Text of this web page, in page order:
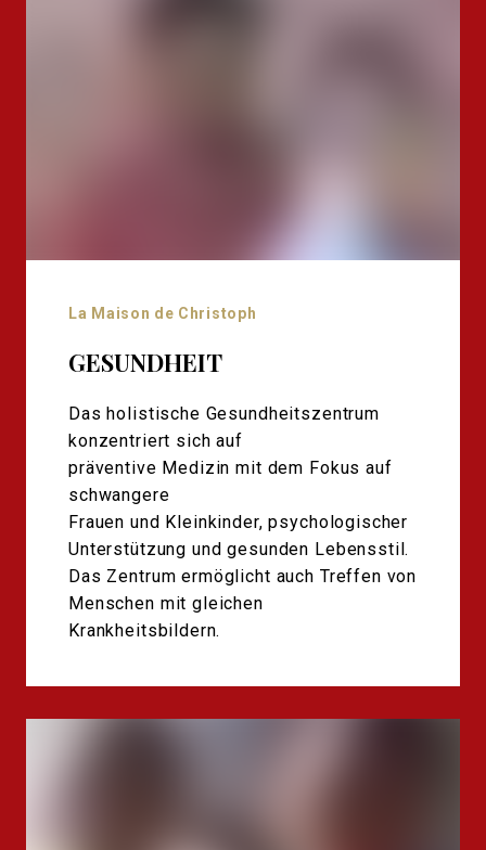
La Maison de Christoph
GESUNDHEIT
Das holistische Gesundheitszentrum
konzentriert sich auf
präventive Medizin mit dem Fokus auf
schwangere
Frauen und Kleinkinder, psychologischer
Unterstützung und gesunden Lebensstil.
Das Zentrum ermöglicht auch Treffen von
Menschen mit gleichen
Krankheitsbildern.